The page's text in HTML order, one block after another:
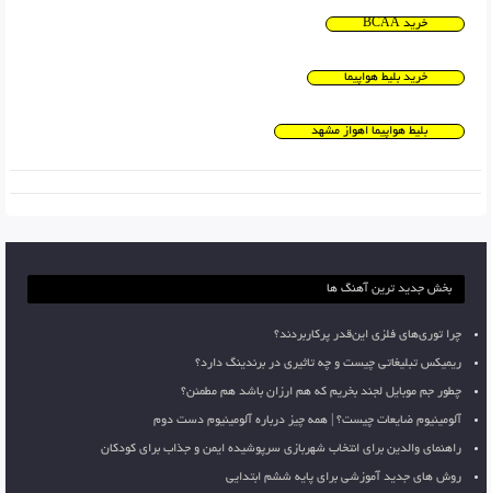
خرید BCAA
خرید بلیط هواپیما
بلیط هواپیما اهواز مشهد
بخش جدید ترین آهنگ ها
چرا توری‌های فلزی این‌قدر پرکاربردند؟
ریمیکس تبلیغاتی چیست و چه تاثیری در برندینگ دارد؟
چطور جم موبایل لجند بخریم که هم ارزان باشد هم مطمئن؟
آلومینیوم ضایعات چیست؟ | همه چیز درباره آلومینیوم دست دوم
راهنمای والدین برای انتخاب شهربازی سرپوشیده ایمن و جذاب برای کودکان
روش های جدید آموزشی برای پایه ششم ابتدایی